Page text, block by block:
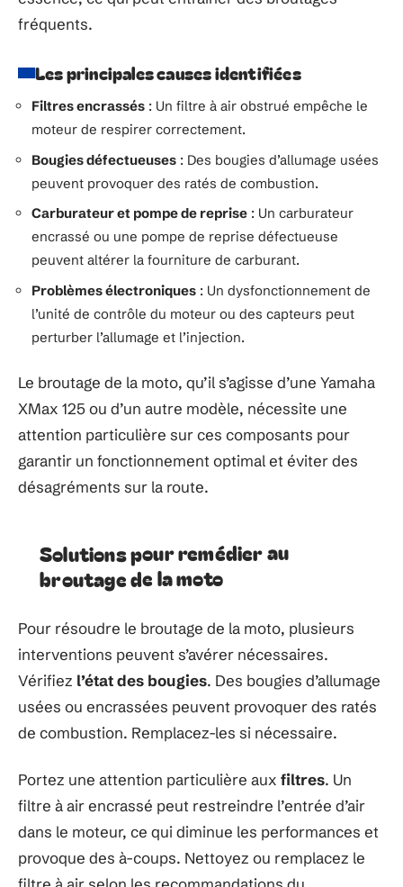
fréquents.
Les principales causes identifiées
Filtres encrassés : Un filtre à air obstrué empêche le
moteur de respirer correctement.
Bougies défectueuses : Des bougies d’allumage usées
peuvent provoquer des ratés de combustion.
Carburateur et pompe de reprise : Un carburateur
encrassé ou une pompe de reprise défectueuse
peuvent altérer la fourniture de carburant.
Problèmes électroniques : Un dysfonctionnement de
l’unité de contrôle du moteur ou des capteurs peut
perturber l’allumage et l’injection.
Le broutage de la moto, qu’il s’agisse d’une Yamaha
XMax 125 ou d’un autre modèle, nécessite une
attention particulière sur ces composants pour
garantir un fonctionnement optimal et éviter des
désagréments sur la route.
Solutions pour remédier au
broutage de la moto
Pour résoudre le broutage de la moto, plusieurs
interventions peuvent s’avérer nécessaires.
Vérifiez l’état des bougies. Des bougies d’allumage
usées ou encrassées peuvent provoquer des ratés
de combustion. Remplacez-les si nécessaire.
Portez une attention particulière aux filtres. Un
filtre à air encrassé peut restreindre l’entrée d’air
dans le moteur, ce qui diminue les performances et
provoque des à-coups. Nettoyez ou remplacez le